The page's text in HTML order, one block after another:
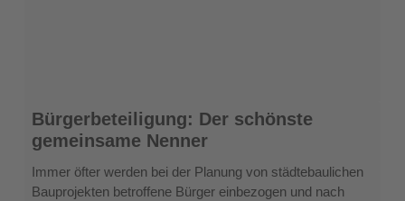
Bürgerbeteiligung:
Der
schönste
gemeinsame
Nenner
Bürgerbeteiligung: Der schönste
gemeinsame Nenner
Immer öfter werden bei der Planung von städtebaulichen
Bauprojekten betroffene Bürger einbezogen und nach